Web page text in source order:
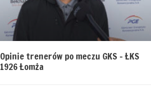
Opinie trenerów po meczu GKS – ŁKS
1926 Łomża